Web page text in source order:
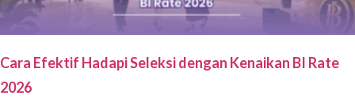
Cara Efektif Hadapi Seleksi dengan Kenaikan BI Rate
2026